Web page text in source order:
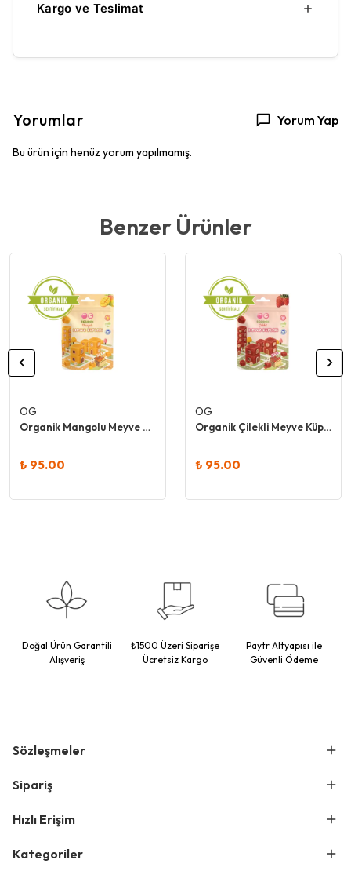
Kargo ve Teslimat
Yorumlar Yorum Yap
Bu ürün için henüz yorum yapılmamış.
Benzer Ürünler
OG
Organik Mangolu Meyve Küpleri 30 Gr - Og
₺ 95.00
OG
Organik Çilekli Meyve Küpleri 30 Gr - Og
₺ 95.00
Doğal Ürün Garantili
Alışveriş
₺1500 Üzeri Siparişe
Ücretsiz Kargo
Paytr Altyapısı ile
Güvenli Ödeme
Sözleşmeler
Sipariş
Hızlı Erişim
Kategoriler